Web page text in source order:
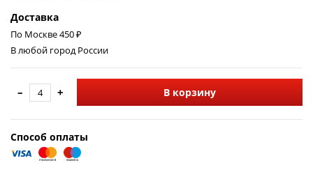
Доставка
По Москве 450 ₽
В любой город России
– + В корзину
Способ оплаты